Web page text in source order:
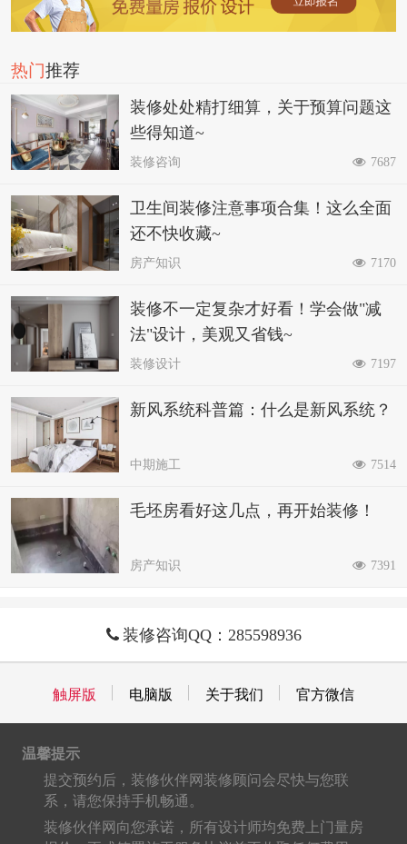
热门推荐
装修处处精打细算，关于预算问题这
些得知道~
装修咨询 7687
卫生间装修注意事项合集！这么全面
还不快收藏~
房产知识 7170
装修不一定复杂才好看！学会做"减
法"设计，美观又省钱~
装修设计 7197
新风系统科普篇：什么是新风系统？
中期施工 7514
毛坯房看好这几点，再开始装修！
房产知识 7391
装修咨询QQ：285598936
触屏版 电脑版 关于我们 官方微信
温馨提示
提交预约后，装修伙伴网装修顾问会尽快与您联
系，请您保持手机畅通。
装修伙伴网向您承诺，所有设计师均免费上门量房